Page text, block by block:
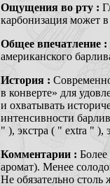
Ощущения во рту :
карбонизация может
Общее впечатление :
американского
История :
в конверте» для
и охватывать
интенсивности
" ), экстра ( " extra " ),
Комментарии :
аромат). Менее
Не обязательно